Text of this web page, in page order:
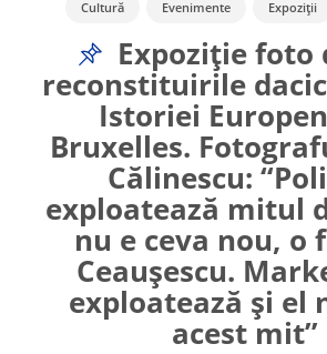
Cultură Evenimente Expoziții
Migrație și patrimoniu
Expoziție foto
reconstituirile
Istoriei
Bruxelles.
Călinescu:
exploatează mitul
nu e ceva nou, o
Ceaușescu.
exploatează și el
acest mit”